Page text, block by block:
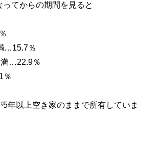
ってからの期間を見ると
…15.7％
満…22.9％
％
5年以上空き家のままで所有していま